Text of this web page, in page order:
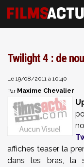
Twilight 4 : de
Le 19/08/2011 à 10:40
Par Maxime Chevalier
affiches teaser, la
dans les bras, la